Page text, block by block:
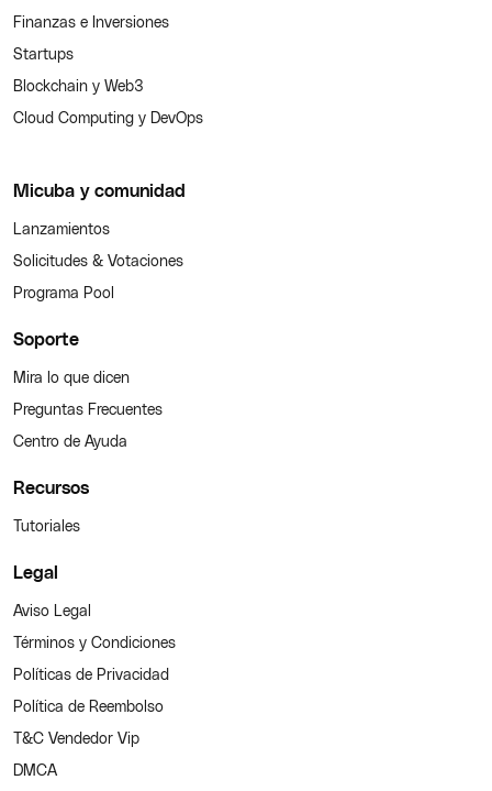
Finanzas e Inversiones
Startups
Blockchain y Web3
Cloud Computing y DevOps
Micuba y comunidad
Lanzamientos
Solicitudes & Votaciones
Programa Pool
Soporte
Mira lo que dicen
Preguntas Frecuentes
Centro de Ayuda
Recursos
Tutoriales
Legal
Aviso Legal
Términos y Condiciones
Políticas de Privacidad
Política de Reembolso
T&C Vendedor Vip
DMCA